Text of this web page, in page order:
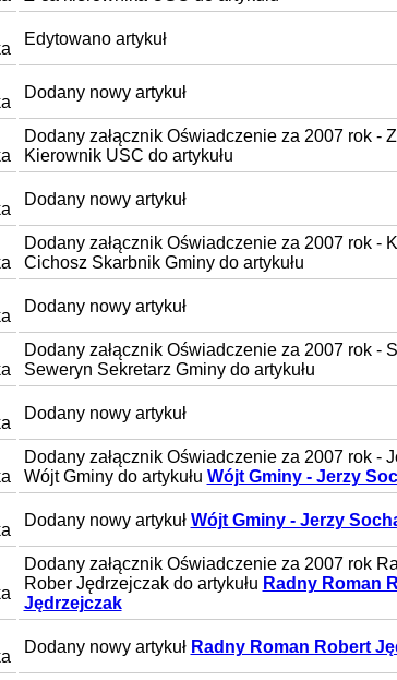
Edytowano artykuł
Dodany nowy artykuł
Dodany załącznik Oświadczenie za 2007 rok -
Kierownik USC do artykułu
Dodany nowy artykuł
Dodany załącznik Oświadczenie za 2007 rok -
Cichosz Skarbnik Gminy do artykułu
Dodany nowy artykuł
Dodany załącznik Oświadczenie za 2007 rok -
Seweryn Sekretarz Gminy do artykułu
Dodany nowy artykuł
Dodany załącznik Oświadczenie za 2007 rok -
Wójt Gminy do artykułu Wójt Gminy - Jerzy
Dodany nowy artykuł Wójt Gminy - Jerzy
Dodany załącznik Oświadczenie za 2007 rok
Rober Jędrzejczak do artykułu Radny Roman
Jędrzejczak
Dodany nowy artykuł Radny Roman Robert